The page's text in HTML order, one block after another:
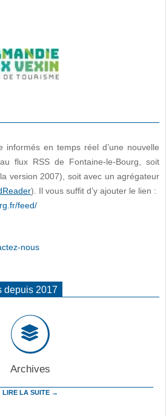
informés en temps réel d’une nouvelle
flux RSS de Fontaine-le-Bourg, soit
version 2007), soit avec un agrégateur
). Il vous suffit d’y ajouter le lien :
feed/
nous
depuis 2017
Archives
LIRE LA SUITE →